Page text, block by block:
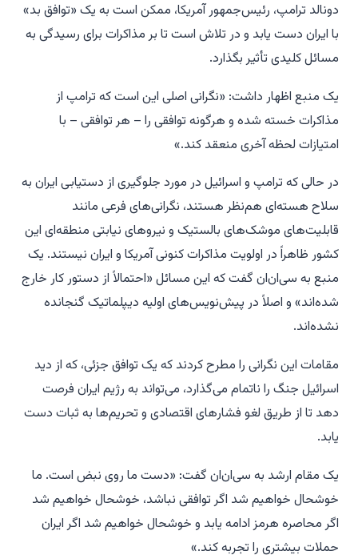
دونالد ترامپ، رئیس‌جمهور آمریکا، ممکن است به یک «توافق بد»
با ایران دست یابد و در تلاش است تا بر مذاکرات برای رسیدگی به
مسائل کلیدی تأثیر بگذارد.
یک منبع اظهار داشت: «نگرانی اصلی این است که ترامپ از
مذاکرات خسته شده و هرگونه توافقی را – هر توافقی – با
امتیازات لحظه آخری منعقد کند.»
در حالی که ترامپ و اسرائیل در مورد جلوگیری از دستیابی ایران به
سلاح هسته‌ای هم‌نظر هستند، نگرانی‌های فرعی مانند
قابلیت‌های موشک‌های بالستیک و نیروهای نیابتی منطقه‌ای این
کشور ظاهراً در اولویت مذاکرات کنونی آمریکا و ایران نیستند. یک
منبع به سی‌ان‌ان گفت که این مسائل «احتمالاً از دستور کار خارج
شده‌اند» و اصلاً در پیش‌نویس‌های اولیه دیپلماتیک گنجانده
نشده‌اند.
مقامات این نگرانی را مطرح کردند که یک توافق جزئی، که از دید
اسرائیل جنگ را ناتمام می‌گذارد، می‌تواند به رژیم ایران فرصت
دهد تا از طریق لغو فشارهای اقتصادی و تحریم‌ها به ثبات دست
یابد.
یک مقام ارشد به سی‌ان‌ان گفت: «دست ما روی نبض است. ما
خوشحال خواهیم شد اگر توافقی نباشد، خوشحال خواهیم شد
اگر محاصره هرمز ادامه یابد و خوشحال خواهیم شد اگر ایران
حملات بیشتری را تجربه کند.»